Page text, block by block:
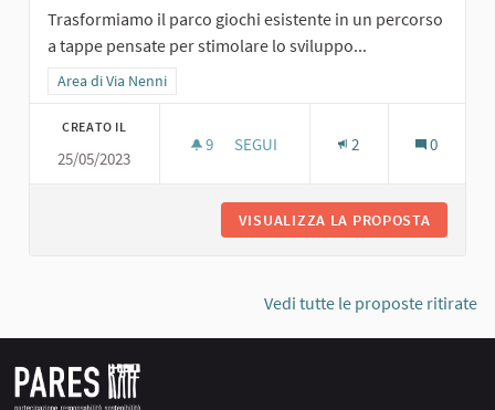
Trasformiamo il parco giochi esistente in un percorso
a tappe pensate per stimolare lo sviluppo...
Filtra i risultati per categoria: Area di Via Nenni
Area di Via Nenni
CREATO IL
25/05/2023
9 9 SOSTENITORI
SEGUI 2 0
VISUALIZZA LA PROPOSTA
Vedi tutte le proposte ritirate